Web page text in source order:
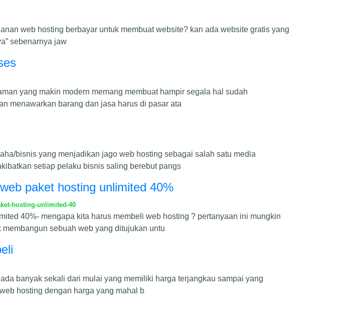
web hosting berbayar untuk membuat website? kan ada website gratis yang
sebenarnya jaw
yang makin modern memang membuat hampir segala hal sudah
menawarkan barang dan jasa harus di pasar ata
bisnis yang menjadikan jago web hosting sebagai salah satu media
setiap pelaku bisnis saling berebut pangs
paket hosting unlimited 40%
hosting-unlimited-40
40%- mengapa kita harus membeli web hosting ? pertanyaan ini mungkin
sebuah web yang ditujukan untu
ada banyak sekali dari mulai yang memiliki harga terjangkau sampai yang
hosting dengan harga yang mahal b